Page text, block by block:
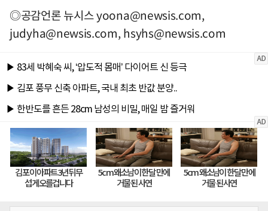
◎공감언론 뉴시스yoona@newsis.com,
judyha@newsis.com,hsyhs@newsis.com